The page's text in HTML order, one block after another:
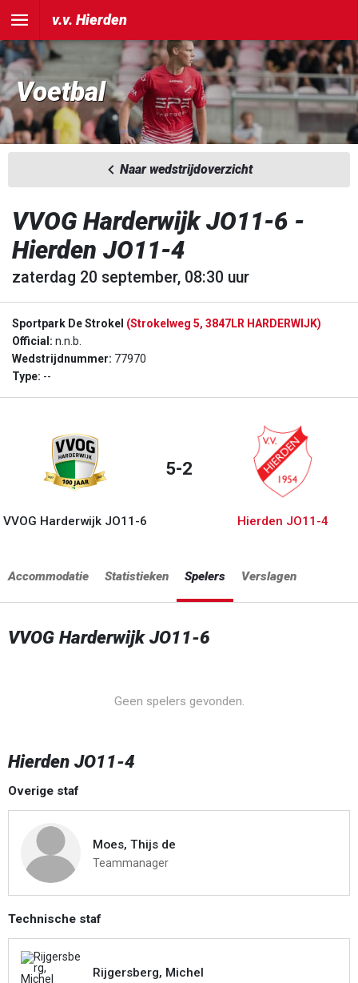
v.v. Hierden
Voetbal
Naar wedstrijdoverzicht
VVOG Harderwijk JO11-6 -
Hierden JO11-4
zaterdag 20 september, 08:30 uur
Sportpark De Strokel (Strokelweg 5, 3847LR HARDERWIJK)
Official: n.n.b.
Wedstrijdnummer: 77970
Type: --
VVOG Harderwijk JO11-6
5-2
Hierden JO11-4
Accommodatie Statistieken Spelers Verslagen
VVOG Harderwijk JO11-6
Geen spelers gevonden.
Hierden JO11-4
Overige staf
Moes, Thijs de
Teammanager
Technische staf
Rijgersberg, Michel